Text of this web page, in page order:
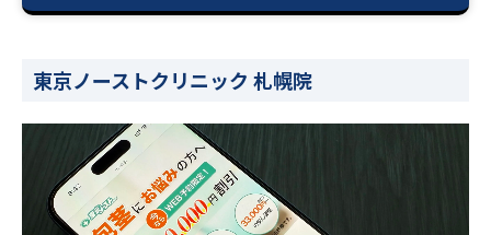
東京ノーストクリニック 札幌院